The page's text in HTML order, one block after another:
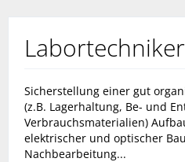
Sicherstellung einer gut
(z.B. Lagerhaltung, Be- und
Verbrauchsmaterialien)
elektrischer und optischer
Nachbearbeitung...